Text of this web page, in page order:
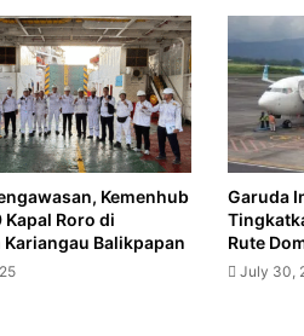
Kemenhub
Kapal Roro di
Kariangau Balikpapan
Garuda
Rute
July 30,